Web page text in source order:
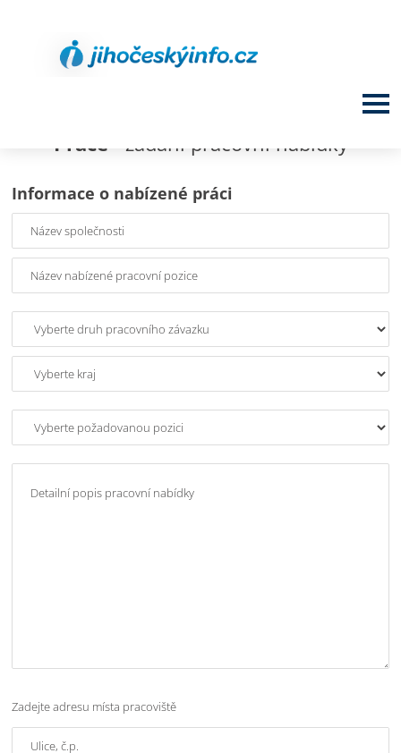
Práce - zadání pracovní nabídky
Informace o nabízené práci
Zadejte adresu místa pracoviště